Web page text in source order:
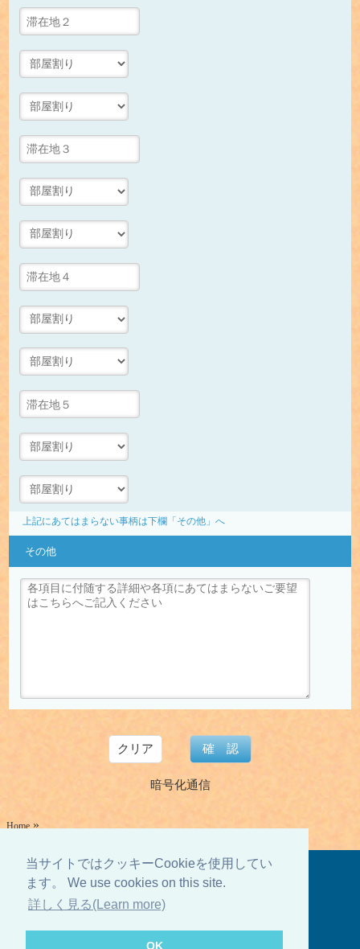
当サイトではクッキーCookieを使用してい
ます。 We use cookies on this site.
詳しく見る(Learn more)
OK
上記にあてはまらない事柄は下欄「その他」へ
その他
クリア 確認
暗号化通信
Home»
月ー金 9:30〜18:30 土日祝定休
Home 会社概要 登録票
Copyright © Flight Ltd. All Rights Reserved.